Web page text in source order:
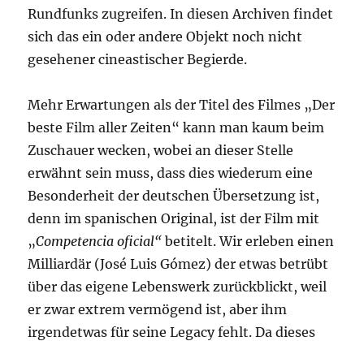
Rundfunks zugreifen. In diesen Archiven findet
sich das ein oder andere Objekt noch nicht
gesehener cineastischer Begierde.
Mehr Erwartungen als der Titel des Filmes „Der
beste Film aller Zeiten“ kann man kaum beim
Zuschauer wecken, wobei an dieser Stelle
erwähnt sein muss, dass dies wiederum eine
Besonderheit der deutschen Übersetzung ist,
denn im spanischen Original, ist der Film mit
„Competencia oficial“betitelt. Wir erleben einen
Milliardär (José Luis Gómez) der etwas betrübt
über das eigene Lebenswerk zurückblickt, weil
er zwar extrem vermögend ist, aber ihm
irgendetwas für seine Legacy fehlt. Da dieses